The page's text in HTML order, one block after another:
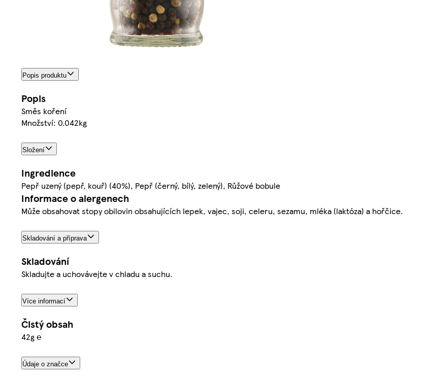
Popis produktu
Popis
Směs koření
Množství: 0.042kg
Složení
Ingredience
Pepř uzený (pepř, kouř) (40%), Pepř (černý, bílý, zelený), Růžové bobule
Informace o alergenech
Může obsahovat stopy obilovin obsahujících lepek, vajec, soji, celeru, sezamu, mléka (laktóza) a hořčice.
Skladování a příprava
Skladování
Skladujte a uchovávejte v chladu a suchu.
Více informací
Čistý obsah
42g ℮
Údaje o značce